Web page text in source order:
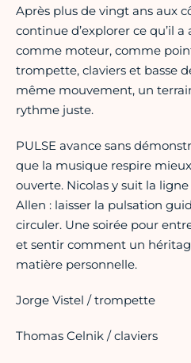
Après plus de vingt ans aux
continue d’explorer ce qu’il
comme moteur, comme
trompette, claviers et basse
même mouvement, un
rythme juste.
PULSE avance sans
que la musique respire
ouverte. Nicolas y suit la
Allen : laisser la pulsation
circuler. Une soirée pour
et sentir comment un
matière personnelle.
Jorge Vistel / trompette
Thomas Celnik / claviers